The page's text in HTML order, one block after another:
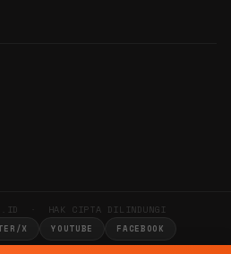
· HAK CIPTA DILINDUNGI
X YOUTUBE FACEBOOK